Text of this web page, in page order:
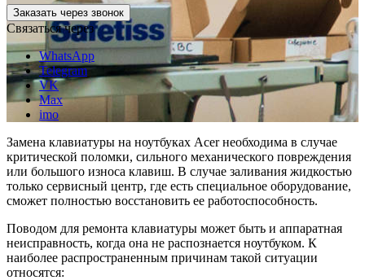
Заказать через звонок
Связаться через
WhatsApp
Telegram
VK
Max
imo
Замена клавиатуры на ноутбуках Acer необходима в случае
критической поломки, сильного механического повреждения
или большого износа клавиш. В случае заливания жидкостью
только сервисный центр, где есть специальное оборудование,
сможет полностью восстановить ее работоспособность.
Поводом для ремонта клавиатуры может быть и аппаратная
неисправность, когда она не распознается ноутбуком. К
наиболее распространенным причинам такой ситуации
относятся: